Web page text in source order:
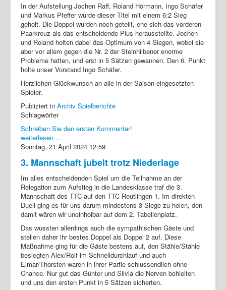
In der Aufstellung Jochen Raff, Roland Hörmann, Ingo Schäfer
und Markus Pfeffer wurde dieser Titel mit einem 6:2 Sieg
geholt. Die Doppel wurden noch geteilt, ehe sich das vorderen
Paarkreuz als das entscheidende Plus herausstellte. Jochen
und Roland holten dabei das Optimum von 4 Siegen, wobei sie
aber vor allem gegen die Nr. 2 der Steinhilbener enorme
Probleme hatten, und erst in 5 Sätzen gewannen. Den 6. Punkt
holte unser Vorstand Ingo Schäfer.
Herzlichen Glückwunsch an alle in der Saison eingesetzten
Spieler.
Publiziert in Archiv Spielberichte
Schlagwörter
Schreiben Sie den ersten Kommentar!
weiterlesen ...
Sonntag, 21 April 2024 12:59
3. Mannschaft jubelt trotz Niederlage
Im alles entscheidenden Spiel um die Teilnahme an der
Relegation zum Aufstieg in die Landesklasse traf die 3.
Mannschaft des TTC auf den TTC Reutlingen 1. Im direkten
Duell ging es für uns darum mindestens 3 Siege zu holen, den
damit wären wir uneinholbar auf dem 2. Tabellenplatz.
Das wussten allerdings auch die sympathischen Gäste und
stellen daher ihr bestes Doppel als Doppel 2 auf. Diese
Maßnahme ging für die Gäste bestens auf, den Stähle/Stähle
besiegten Alex/Rolf im Schnelldurchlauf und auch
Elmar/Thorsten waren in ihrer Partie schlussendlich ohne
Chance. Nur gut das Günter und Silvia die Nerven behielten
und uns den ersten Punkt in 5 Sätzen sicherten.